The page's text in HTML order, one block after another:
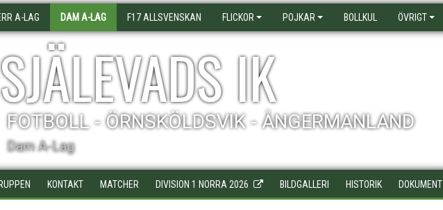
A-LAG DAM A-LAG F17 ALLSVENSKAN FLICKOR POJKAR BOLLKUL ÖVRIGT
SJÄLEVADS IK
FOTBOLL - ÖRNSKÖLDSVIK - ÅNGERMANLAND
Dam A-Lag
KONTAKT MATCHER DIVISION 1 NORRA 2026 BILDGALLERI HISTORIK DOKUMENT